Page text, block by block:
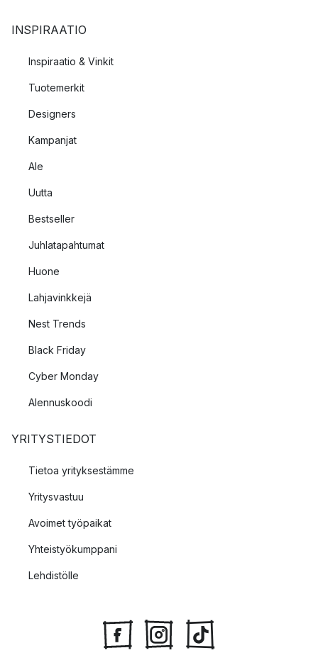
INSPIRAATIO
Inspiraatio & Vinkit
Tuotemerkit
Designers
Kampanjat
Ale
Uutta
Bestseller
Juhlatapahtumat
Huone
Lahjavinkkejä
Nest Trends
Black Friday
Cyber Monday
Alennuskoodi
YRITYSTIEDOT
Tietoa yrityksestämme
Yritysvastuu
Avoimet työpaikat
Yhteistyökumppani
Lehdistölle